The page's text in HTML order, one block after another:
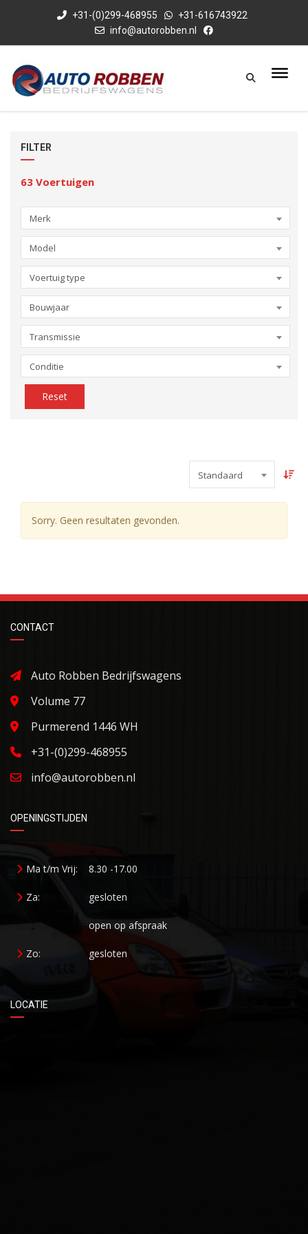
+31-(0)299-468955
+31-616743922
info@autorobben.nl
FILTER
63 Voertuigen
Merk
Model
Voertuig type
Bouwjaar
Transmissie
Conditie
Reset
Standaard
Sorry. Geen resultaten gevonden.
CONTACT
Auto Robben Bedrijfswagens
Volume 77
Purmerend 1446 WH
+31-(0)299-468955
info@autorobben.nl
OPENINGSTIJDEN
Ma t/m Vrij: 8.30 -17.00
Za: gesloten
open op afspraak
Zo: gesloten
LOCATIE